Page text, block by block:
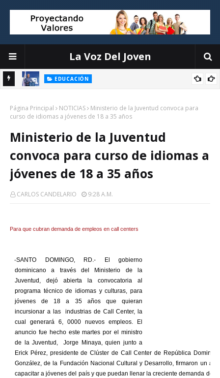
La Voz Del Joven
EDUCACIÓN
herramienta para formar ciudadanos críticos y fortalecer la
Página Principal NOTICIAS
Ministerio de la Juventud convoca para
curso de idiomas a jóvenes de 18 a 35 años
Ministerio de la Juventud
convoca para curso de idiomas a
jóvenes de 18 a 35 años
CARLOS CANDELARIO 9:28 A.m.
Para que cubran demanda de empleos en call centers
-SANTO DOMINGO, RD.- El gobierno
dominicano a través del Ministerio de la
Juventud, dejó abierta la convocatoria al
programa técnico de idiomas y culturas, para
jóvenes de 18 a 35 años que quieran
incursionar a las industrias de Call Center, la
cual generará 6, 0000 nuevos empleos. El
anuncio fue hecho este martes por el ministro
de la Juventud, Jorge Minaya, quien junto a
Erick Pérez, presidente de Clúster de Call Center de República
González, de la Fundación Nacional Cultural y Desarrollo, firmaron un
capacitar a jóvenes del país y que puedan llenar la creciente demanda de